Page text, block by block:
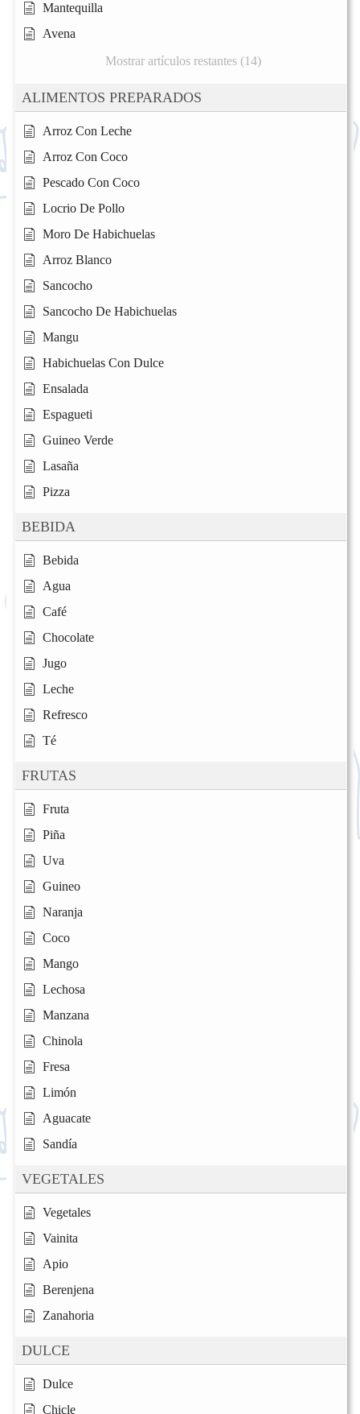
Mantequilla
Avena
Mostrar artículos restantes (14)
ALIMENTOS PREPARADOS
Arroz Con Leche
Arroz Con Coco
Pescado Con Coco
Locrio De Pollo
Moro De Habichuelas
Arroz Blanco
Sancocho
Sancocho De Habichuelas
Mangu
Habichuelas Con Dulce
Ensalada
Espagueti
Guineo Verde
Lasaña
Pizza
BEBIDA
Bebida
Agua
Café
Chocolate
Jugo
Leche
Refresco
Té
FRUTAS
Fruta
Piña
Uva
Guineo
Naranja
Coco
Mango
Lechosa
Manzana
Chinola
Fresa
Limón
Aguacate
Sandía
VEGETALES
Vegetales
Vainita
Apio
Berenjena
Zanahoria
DULCE
Dulce
Chicle